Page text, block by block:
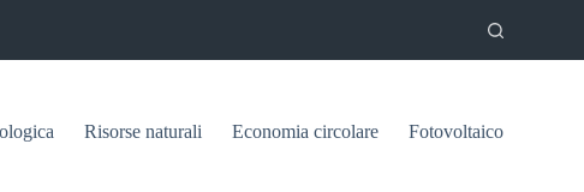
Risorse naturali Economia circolare Fotovoltaico